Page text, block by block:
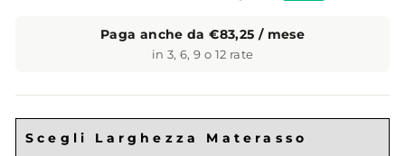
Paga anche da €83,25 / mese
in 3, 6, 9 o 12 rate
Scegli Larghezza Materasso